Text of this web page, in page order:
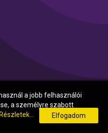
a jobb felhasználói
a személyre szabott
Részletek... Elfogadom